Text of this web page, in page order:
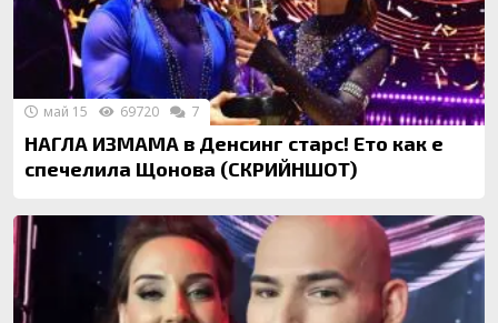
НАГЛА ИЗМАМА в Денсинг старс! Ето как е
спечелила Щонова (СКРИЙНШОТ)
май 15 69720 7